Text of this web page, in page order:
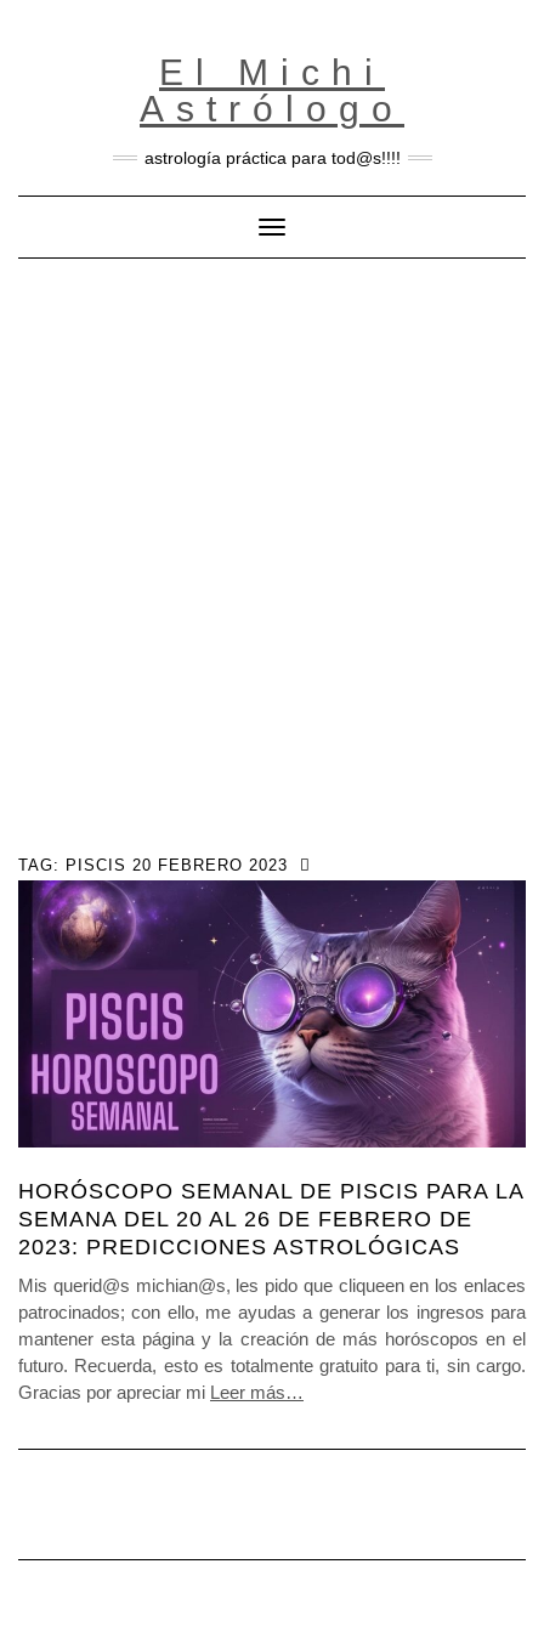
El Michi
Astrólogo
astrología práctica para tod@s!!!!
Toggle Navigation
TAG: PISCIS 20 FEBRERO 2023
HORÓSCOPO SEMANAL DE PISCIS PARA LA
SEMANA DEL 20 AL 26 DE FEBRERO DE
2023: PREDICCIONES ASTROLÓGICAS
Mis querid@s michian@s, les pido que cliqueen en los enlaces
patrocinados; con ello, me ayudas a generar los ingresos para
mantener esta página y la creación de más horóscopos en el
futuro. Recuerda, esto es totalmente gratuito para ti, sin cargo.
Gracias por apreciar mi Leer más…